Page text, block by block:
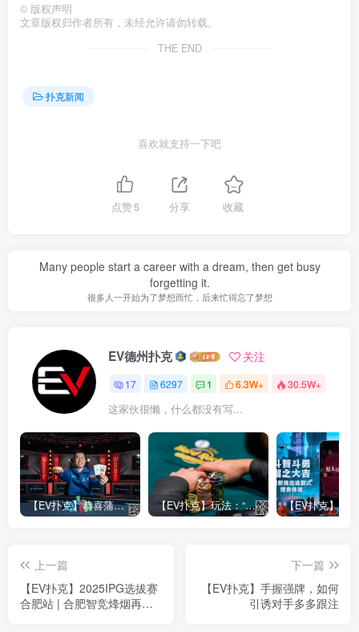
© 版权声明
文章版权归作者所有，未经允许请勿转载。
THE END
扑克新闻
喜欢就支持一下吧
点赞5 分享 收藏
Many people start a career with a dream, then get busy
forgetting it.
很多人一开始为了梦想而忙，后来忙得忘了梦想
EV德州扑克 关注
17 6297 1 6.3W+ 30.5W+
这家伙很懒，什么都没有写...
【EV扑克】恭喜蒲蔚然赛事#65夺冠，收获国人2023WSOP第六条金手链，奖金93万刀！ 【EV扑克】玩法：“松弱鱼/松凶鱼打法”的基本攻略
上一篇
【EV扑克】2025IPG选拔赛
合肥站 | 合肥智竞烽烟再
下一篇
【EV扑克】手握强牌，如何
引诱对手多多跟注